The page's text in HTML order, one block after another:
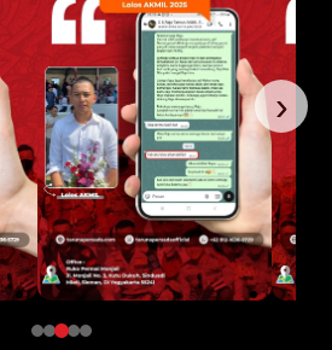
›